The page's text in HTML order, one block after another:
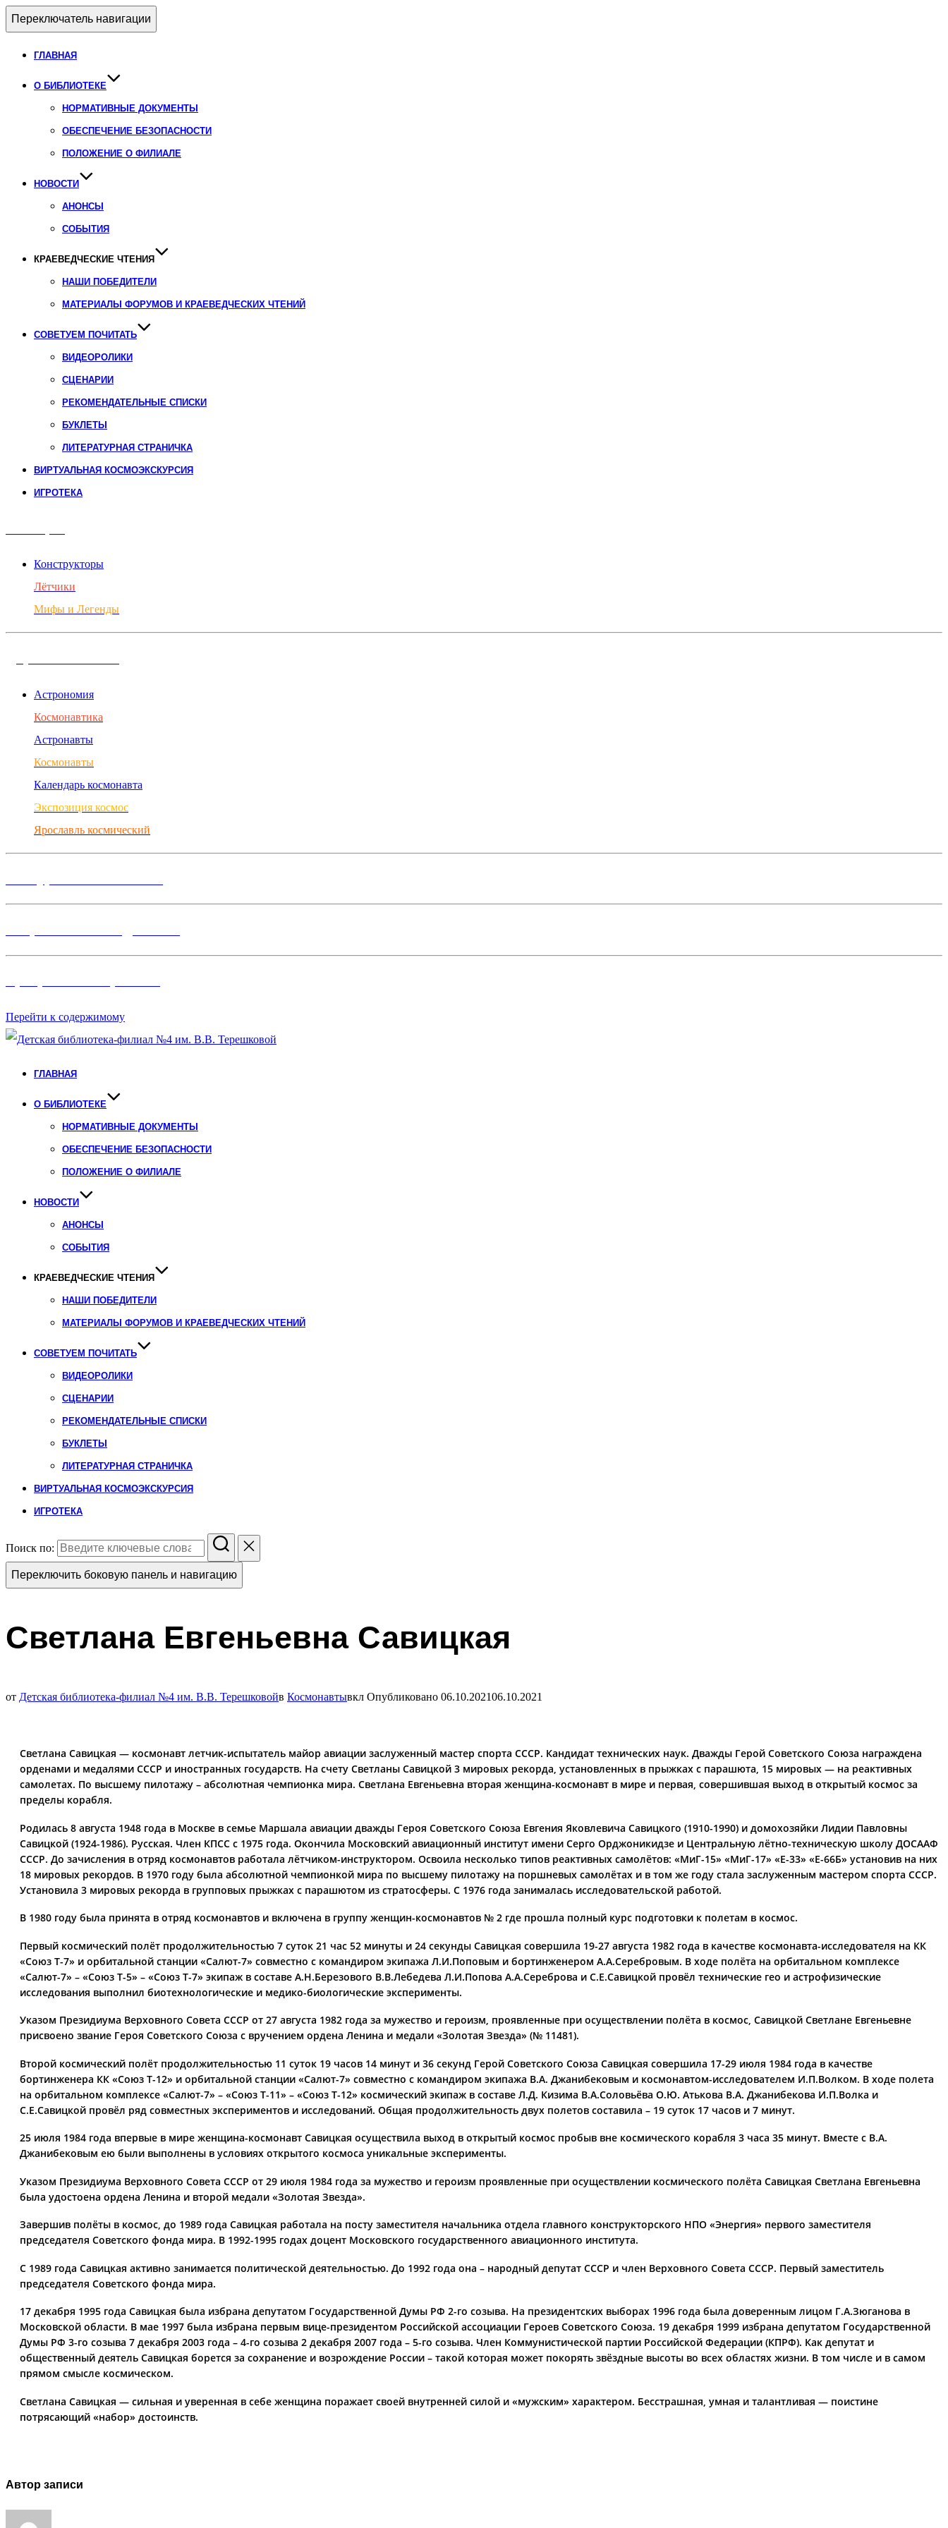
Переключатель навигации
ГЛАВНАЯ
О БИБЛИОТЕКЕ
НОРМАТИВНЫЕ ДОКУМЕНТЫ
ОБЕСПЕЧЕНИЕ БЕЗОПАСНОСТИ
ПОЛОЖЕНИЕ О ФИЛИАЛЕ
НОВОСТИ
АНОНСЫ
СОБЫТИЯ
КРАЕВЕДЧЕСКИЕ ЧТЕНИЯ
НАШИ ПОБЕДИТЕЛИ
МАТЕРИАЛЫ ФОРУМОВ И КРАЕВЕДЧЕСКИХ ЧТЕНИЙ
СОВЕТУЕМ ПОЧИТАТЬ
ВИДЕОРОЛИКИ
СЦЕНАРИИ
РЕКОМЕНДАТЕЛЬНЫЕ СПИСКИ
БУКЛЕТЫ
ЛИТЕРАТУРНАЯ СТРАНИЧКА
ВИРТУАЛЬНАЯ КОСМОЭКСКУРСИЯ
ИГРОТЕКА
Конструкторы
Лётчики
Мифы и Легенды
Астрономия
Космонавтика
Астронавты
Космонавты
Календарь космонавта
Экспозиция космос
Ярославль космический
Перейти к содержимому
ГЛАВНАЯ
О БИБЛИОТЕКЕ
НОРМАТИВНЫЕ ДОКУМЕНТЫ
ОБЕСПЕЧЕНИЕ БЕЗОПАСНОСТИ
ПОЛОЖЕНИЕ О ФИЛИАЛЕ
НОВОСТИ
АНОНСЫ
СОБЫТИЯ
КРАЕВЕДЧЕСКИЕ ЧТЕНИЯ
НАШИ ПОБЕДИТЕЛИ
МАТЕРИАЛЫ ФОРУМОВ И КРАЕВЕДЧЕСКИХ ЧТЕНИЙ
СОВЕТУЕМ ПОЧИТАТЬ
ВИДЕОРОЛИКИ
СЦЕНАРИИ
РЕКОМЕНДАТЕЛЬНЫЕ СПИСКИ
БУКЛЕТЫ
ЛИТЕРАТУРНАЯ СТРАНИЧКА
ВИРТУАЛЬНАЯ КОСМОЭКСКУРСИЯ
ИГРОТЕКА
Поиск по:
Переключить боковую панель и навигацию
Светлана Евгеньевна Савицкая
от Детская библиотека-филиал №4 им. В.В. Терешковойв Космонавтывкл Опубликовано 06.10.202106.10.2021
Светлана Савицкая — космонавт летчик-испытатель майор авиации заслуженный мастер спорта СССР. Кандидат технических наук. Дважды Герой Советского Союза награждена
орденами и медалями СССР и иностранных государств. На счету Светланы Савицкой 3 мировых рекорда, установленных в прыжках с парашюта, 15 мировых — на реактивных
самолетах. По высшему пилотажу – абсолютная чемпионка мира. Светлана Евгеньевна вторая женщина-космонавт в мире и первая, совершившая выход в открытый космос за
пределы корабля.
Родилась 8 августа 1948 года в Москве в семье Маршала авиации дважды Героя Советского Союза Евгения Яковлевича Савицкого (1910-1990) и домохозяйки Лидии Павловны
Савицкой (1924-1986). Русская. Член КПСС с 1975 года. Окончила Московский авиационный институт имени Серго Орджоникидзе и Центральную лётно-техническую школу ДОСААФ
СССР. До зачисления в отряд космонавтов работала лётчиком-инструктором. Освоила несколько типов реактивных самолётов: «МиГ-15» «МиГ-17» «Е-33» «Е-66Б» установив на них
18 мировых рекордов. В 1970 году была абсолютной чемпионкой мира по высшему пилотажу на поршневых самолётах и в том же году стала заслуженным мастером спорта СССР.
Установила 3 мировых рекорда в групповых прыжках с парашютом из стратосферы. С 1976 года занималась исследовательской работой.
В 1980 году была принята в отряд космонавтов и включена в группу женщин-космонавтов № 2 где прошла полный курс подготовки к полетам в космос.
Первый космический полёт продолжительностью 7 суток 21 час 52 минуты и 24 секунды Савицкая совершила 19-27 августа 1982 года в качестве космонавта-исследователя на КК
«Союз Т-7» и орбитальной станции «Салют-7» совместно с командиром экипажа Л.И.Поповым и бортинженером А.А.Серебровым. В ходе полёта на орбитальном комплексе
«Салют-7» – «Союз Т-5» – «Союз Т-7» экипаж в составе А.Н.Березового В.В.Лебедева Л.И.Попова А.А.Сереброва и С.Е.Савицкой провёл технические гео и астрофизические
исследования выполнил биотехнологические и медико-биологические эксперименты.
Указом Президиума Верховного Совета СССР от 27 августа 1982 года за мужество и героизм, проявленные при осуществлении полёта в космос, Савицкой Светлане Евгеньевне
присвоено звание Героя Советского Союза с вручением ордена Ленина и медали «Золотая Звезда» (№ 11481).
Второй космический полёт продолжительностью 11 суток 19 часов 14 минут и 36 секунд Герой Советского Союза Савицкая совершила 17-29 июля 1984 года в качестве
бортинженера КК «Союз Т-12» и орбитальной станции «Салют-7» совместно с командиром экипажа В.А. Джанибековым и космонавтом-исследователем И.П.Волком. В ходе полета
на орбитальном комплексе «Салют-7» – «Союз Т-11» – «Союз Т-12» космический экипаж в составе Л.Д. Кизима В.А.Соловьёва О.Ю. Атькова В.А. Джанибекова И.П.Волка и
С.Е.Савицкой провёл ряд совместных экспериментов и исследований. Общая продолжительность двух полетов составила – 19 суток 17 часов и 7 минут.
25 июля 1984 года впервые в мире женщина-космонавт Савицкая осуществила выход в открытый космос пробыв вне космического корабля 3 часа 35 минут. Вместе с В.А.
Джанибековым ею были выполнены в условиях открытого космоса уникальные эксперименты.
Указом Президиума Верховного Совета СССР от 29 июля 1984 года за мужество и героизм проявленные при осуществлении космического полёта Савицкая Светлана Евгеньевна
была удостоена ордена Ленина и второй медали «Золотая Звезда».
Завершив полёты в космос, до 1989 года Савицкая работала на посту заместителя начальника отдела главного конструкторского НПО «Энергия» первого заместителя
председателя Советского фонда мира. В 1992-1995 годах доцент Московского государственного авиационного института.
С 1989 года Савицкая активно занимается политической деятельностью. До 1992 года она – народный депутат СССР и член Верховного Совета СССР. Первый заместитель
председателя Советского фонда мира.
17 декабря 1995 года Савицкая была избрана депутатом Государственной Думы РФ 2-го созыва. На президентских выборах 1996 года была доверенным лицом Г.А.Зюганова в
Московской области. В мае 1997 была избрана первым вице-президентом Российской ассоциации Героев Советского Союза. 19 декабря 1999 избрана депутатом Государственной
Думы РФ 3-го созыва 7 декабря 2003 года – 4-го созыва 2 декабря 2007 года – 5-го созыва. Член Коммунистической партии Российской Федерации (КПРФ). Как депутат и
общественный деятель Савицкая борется за сохранение и возрождение России – такой которая может покорять звёздные высоты во всех областях жизни. В том числе и в самом
прямом смысле космическом.
Светлана Савицкая — сильная и уверенная в себе женщина поражает своей внутренней силой и «мужским» характером. Бесстрашная, умная и талантливая — поистине
потрясающий «набор» достоинств.
Автор записи